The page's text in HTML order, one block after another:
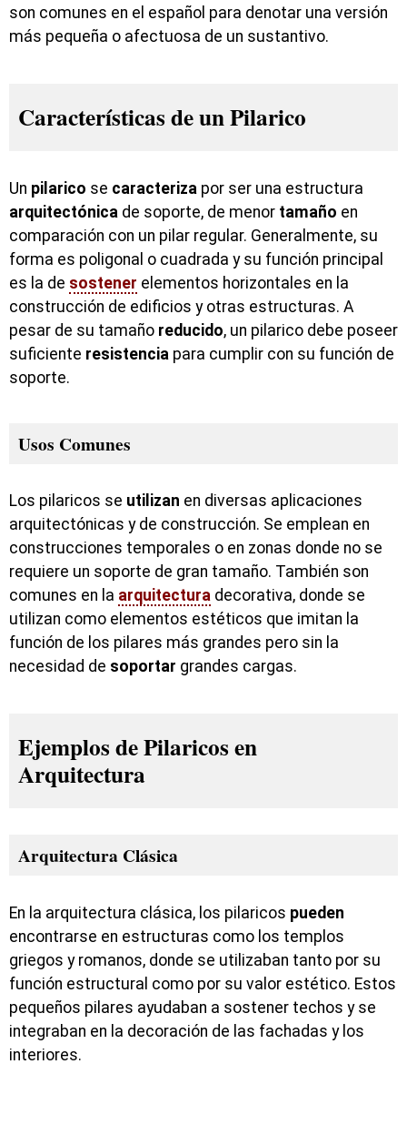
son comunes en el español para denotar una versión
más pequeña o afectuosa de un sustantivo.
Características de un Pilarico
Un pilarico se caracteriza por ser una estructura
arquitectónica de soporte, de menor tamaño en
comparación con un pilar regular. Generalmente, su
forma es poligonal o cuadrada y su función principal
es la de sostener elementos horizontales en la
construcción de edificios y otras estructuras. A
pesar de su tamaño reducido, un pilarico debe poseer
suficiente resistencia para cumplir con su función de
soporte.
Usos Comunes
Los pilaricos se utilizan en diversas aplicaciones
arquitectónicas y de construcción. Se emplean en
construcciones temporales o en zonas donde no se
requiere un soporte de gran tamaño. También son
comunes en la arquitectura decorativa, donde se
utilizan como elementos estéticos que imitan la
función de los pilares más grandes pero sin la
necesidad de soportar grandes cargas.
Ejemplos de Pilaricos en
Arquitectura
Arquitectura Clásica
En la arquitectura clásica, los pilaricos pueden
encontrarse en estructuras como los templos
griegos y romanos, donde se utilizaban tanto por su
función estructural como por su valor estético. Estos
pequeños pilares ayudaban a sostener techos y se
integraban en la decoración de las fachadas y los
interiores.